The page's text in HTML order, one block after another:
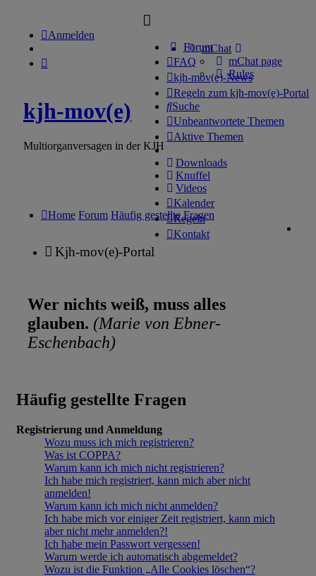
Forum
FAQ
kjh-mov(e)-News
Regeln zum kjh-mov(e)-Portal
Suche
Unbeantwortete Themen
Aktive Themen
Downloads
Knuffel
Videos
Kalender
Regeln
Kontakt
Anmelden
mChat
mChat page
Rules
kjh-mov(e)
Multiorganversagen in der KJH
Home Forum Häufig gestellte Fragen
Kjh-mov(e)-Portal
Wer nichts weiß, muss alles
glauben. (Marie von Ebner-
Eschenbach)
Häufig gestellte Fragen
Registrierung und Anmeldung
Wozu muss ich mich registrieren?
Was ist COPPA?
Warum kann ich mich nicht registrieren?
Ich habe mich registriert, kann mich aber nicht
anmelden!
Warum kann ich mich nicht anmelden?
Ich habe mich vor einiger Zeit registriert, kann mich
aber nicht mehr anmelden?!
Ich habe mein Passwort vergessen!
Warum werde ich automatisch abgemeldet?
Wozu ist die Funktion „Alle Cookies löschen“?